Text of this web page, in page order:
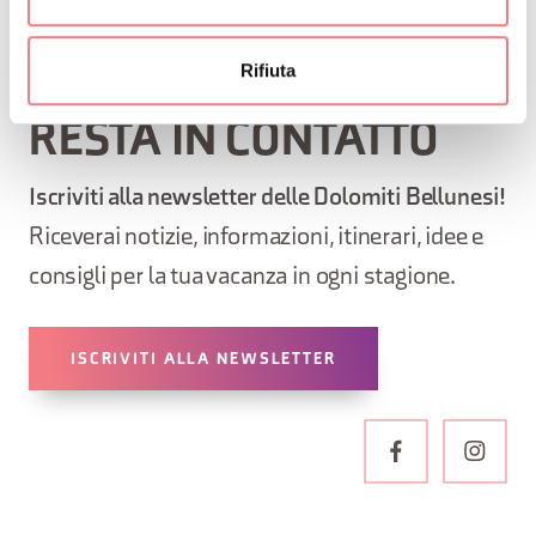
Rifiuta
RESTA IN CONTATTO
Iscriviti alla newsletter delle Dolomiti Bellunesi!
Riceverai notizie, informazioni, itinerari, idee e
consigli per la tua vacanza in ogni stagione.
ISCRIVITI ALLA NEWSLETTER